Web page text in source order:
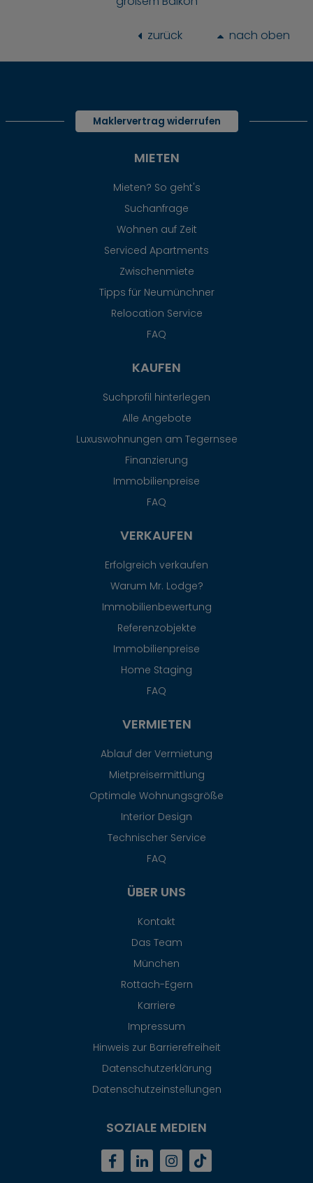
zurück nach oben
Maklervertrag widerrufen
MIETEN
Mieten? So geht's
Suchanfrage
Wohnen auf Zeit
Serviced Apartments
Zwischenmiete
Tipps für Neumünchner
Relocation Service
FAQ
KAUFEN
Suchprofil hinterlegen
Alle Angebote
Luxuswohnungen am Tegernsee
Finanzierung
Immobilienpreise
FAQ
VERKAUFEN
Erfolgreich verkaufen
Warum Mr. Lodge?
Immobilienbewertung
Referenzobjekte
Immobilienpreise
Home Staging
FAQ
VERMIETEN
Ablauf der Vermietung
Mietpreisermittlung
Optimale Wohnungsgröße
Interior Design
Technischer Service
FAQ
ÜBER UNS
Kontakt
Das Team
München
Rottach-Egern
Karriere
Impressum
Hinweis zur Barrierefreiheit
Datenschutzerklärung
Datenschutzeinstellungen
SOZIALE MEDIEN